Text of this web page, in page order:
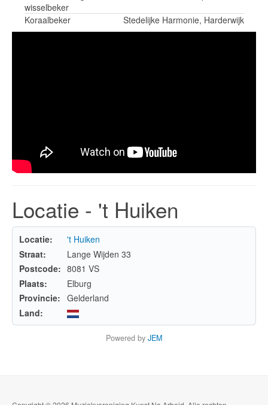
wisselbeker
Koraalbeker Stedelijke Harmonie, Harderwijk
Locatie - 't Huiken
Locatie:
't Huiken
Straat:
Lange Wijden 33
Postcode: 8081 VS
Plaats:
Elburg
Provincie: Gelderland
Land:
Powered by JEM